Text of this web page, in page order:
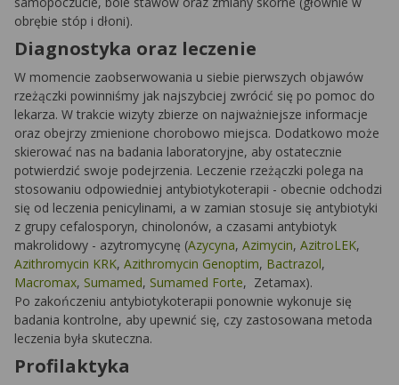
obrębie stóp i dłoni).
Diagnostyka oraz leczenie
W momencie zaobserwowania u siebie pierwszych objawów
rzeżączki powinniśmy jak najszybciej zwrócić się po pomoc do
lekarza. W trakcie wizyty zbierze on najważniejsze informacje
oraz obejrzy zmienione chorobowo miejsca. Dodatkowo może
skierować nas na badania laboratoryjne, aby ostatecznie
potwierdzić swoje podejrzenia. Leczenie rzeżączki polega na
stosowaniu odpowiedniej antybiotykoterapii - obecnie odchodzi
się od leczenia penicylinami, a w zamian stosuje się antybiotyki
z grupy cefalosporyn, chinolonów, a czasami antybiotyk
makrolidowy - azytromycynę (Azycyna, Azimycin, AzitroLEK,
Azithromycin KRK, Azithromycin Genoptim, Bactrazol,
Macromax, Sumamed, Sumamed Forte, Zetamax).
Po zakończeniu antybiotykoterapii ponownie wykonuje się
badania kontrolne, aby upewnić się, czy zastosowana metoda
leczenia była skuteczna.
Profilaktyka